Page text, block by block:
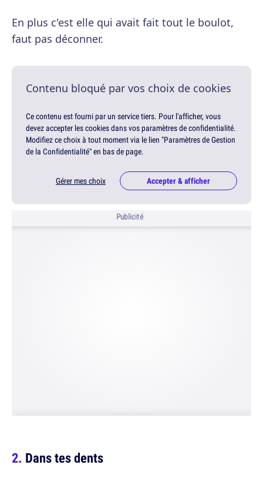
En plus c'est elle qui avait fait tout le boulot,
faut pas déconner.
Contenu bloqué par vos choix de cookies
Ce contenu est fourni par un service tiers. Pour l'afficher, vous
devez accepter les cookies dans vos paramètres de confidentialité.
Modifiez ce choix à tout moment via le lien "Paramètres de Gestion
de la Confidentialité" en bas de page.
Gérer mes choix Accepter & afficher
Publicité
Dans tes dents